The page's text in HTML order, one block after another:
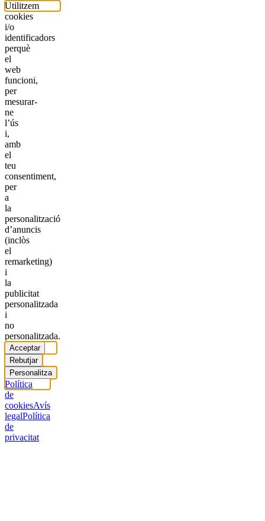
Utilitzem
cookies
i/o
identificadors
perquè
el
web
funcioni,
per
mesurar-
ne
l’ús
i,
amb
el
teu
consentiment,
per
a
la
personalització
d’anuncis
(inclòs
el
remarketing)
i
la
publicitat
personalitzada
i
no
personalitzada.
Acceptar
Rebutjar
Personalitza
Política
de
cookiesAvís
legalPolítica
de
privacitat